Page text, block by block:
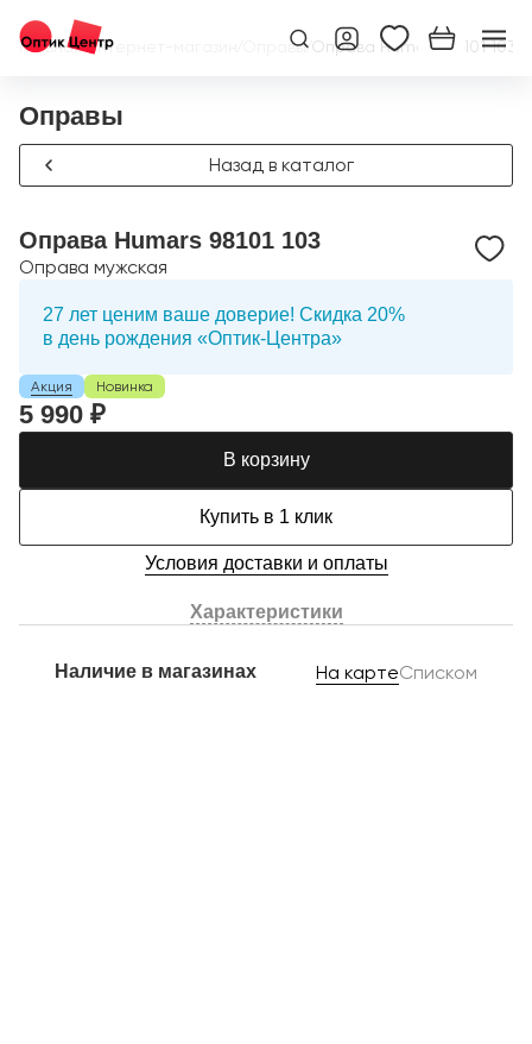
Главная/Интернет-магазин Оправы/Оправа Humars 98101 103
Оправы
Назад в каталог
Оправа Humars 98101 103
Оправа мужская
27 лет ценим ваше доверие! Скидка 20%
в день рождения «Оптик-Центра»
Акция Новинка
5 990 ₽
В корзину
Купить в 1 клик
Условия доставки и оплаты
Характеристики
Наличие в магазинах На картеСписком